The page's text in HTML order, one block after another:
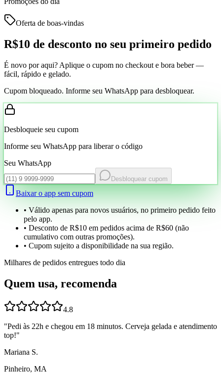
Oferta de boas-vindas
R$10 de desconto no seu primeiro pedido
É novo por aqui? Aplique o cupom no checkout e bora beber —
fácil, rápido e gelado.
Cupom bloqueado. Informe seu WhatsApp para desbloquear.
Desbloqueie seu cupom
Informe seu WhatsApp para liberar o código
Seu WhatsApp
Desbloquear cupom
Baixar o app sem cupom
• Válido apenas para novos usuários, no primeiro pedido feito
pelo app.
• Desconto de R$10 em pedidos acima de R$60 (não
cumulativo com outras promoções).
• Cupom sujeito a disponibilidade na sua região.
Milhares de pedidos entregues todo dia
Quem usa, recomenda
4.8
"Pedi às 22h e chegou em 18 minutos. Cerveja gelada e atendimento
top!"
Mariana S.
Pinheiro, MA